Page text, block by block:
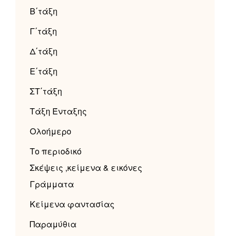
Β΄τάξη
Γ΄τάξη
Δ΄τάξη
Ε΄τάξη
ΣΤ΄τάξη
Τάξη Ένταξης
Ολοήμερο
Το περιοδικό
Σκέψεις ,κείμενα & εικόνες
Γράμματα
Κείμενα φαντασίας
Παραμύθια